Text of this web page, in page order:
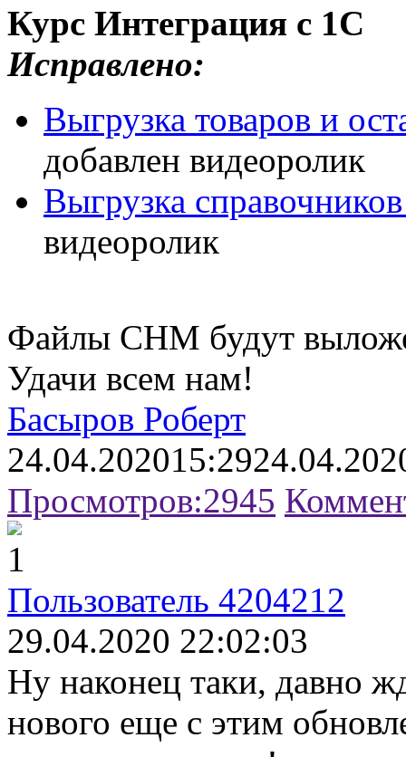
Курс Интеграция с 1С
Исправлено:
Выгрузка товаров и
добавлен видеоролик
Выгрузка
видеоролик
Файлы CHM будут
Удачи всем нам!
Басыров Роберт
24.04.202015:29
Просмотров:2945
1
Пользователь 4204212
29.04.2020 22:02:03
Ну наконец таки, давно
нового еще с этим